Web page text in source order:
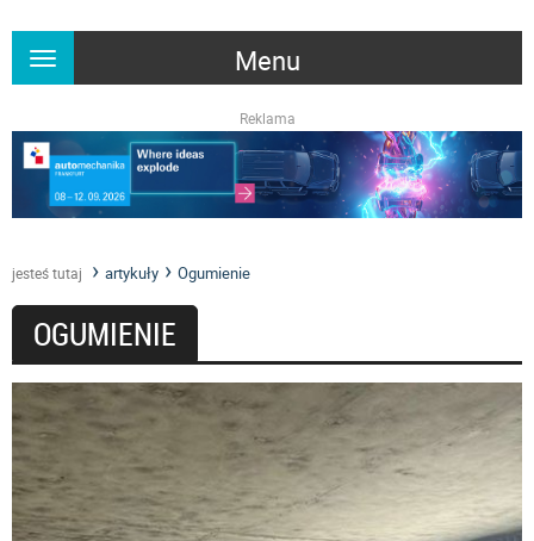
Menu
Rozwiń
Reklama
jesteś tutaj artykuły Ogumienie
OGUMIENIE